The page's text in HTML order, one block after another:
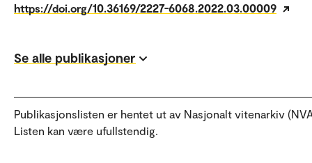
https://doi.org/10.36169/2227-6068.2022.03.00009
Se alle publikasjoner
Publikasjonslisten er hentet ut av Nasjonalt vitenarkiv
Listen kan være ufullstendig.